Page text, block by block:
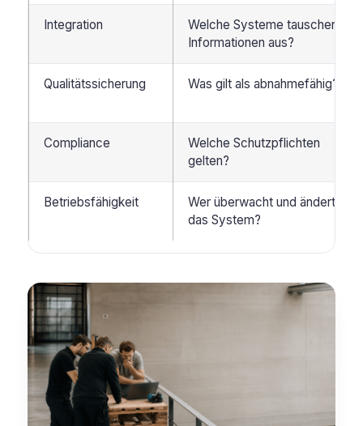
Integration
Welche Systeme tauschen
Informationen aus?
Qualitätssicherung Was gilt als abnahmefähig?
Compliance
Welche Schutzpflichten
gelten?
Betriebsfähigkeit
Wer überwacht und ändert
das System?